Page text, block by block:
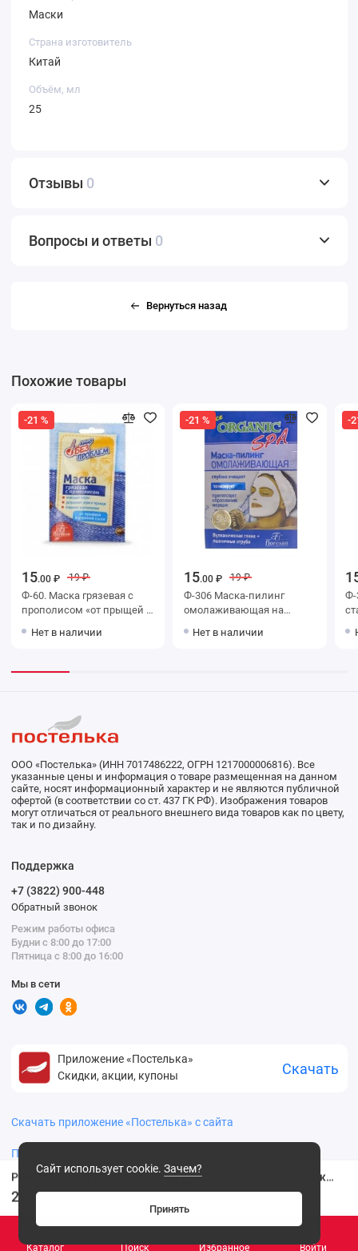
Каталог Поиск Избранное Войти
PBM34 PIBAMY Маска для лица восстанавливающая успокаивающая с фуллереновым пептидом 25 мл
29 .00 ₽
Маски
Страна изготовитель
Китай
Объём, мл
25
Отзывы 0
Вопросы и ответы 0
Вернуться назад
Похожие товары
-21 %
15.00 ₽ 19 ₽
Ф-60. Маска грязевая с
прополисом «от прыщей и
проблем»
Нет в наличии
-21 %
15.00 ₽ 19 ₽
Ф-306 Маска-пилинг
омолаживающая на
Нет в наличии
-
Ф-
Сайт использует cookie. Зачем?
Принять
ООО «Постелька» (ИНН 7017486222, ОГРН 1217000006816). Все
указанные цены и информация о товаре размещенная на данном
сайте, носят информационный характер и не являются публичной
офертой (в соответствии со ст. 437 ГК РФ). Изображения товаров
могут отличаться от реального внешнего вида товаров как по цвету,
так и по дизайну.
Поддержка
+7 (3822) 900-448
Обратный звонок
Режим работы офиса
Будни с 8:00 до 17:00
Пятница с 8:00 до 16:00
Мы в сети
Приложение «Постелька»
Скидки, акции, купоны
Скачать
Скачать приложение «Постелька» с сайта
Политика конфиденциальности